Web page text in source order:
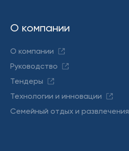
О компании
О компании
Руководство
Тендеры
Технологии и инновации
Семейный отдых и развлечения